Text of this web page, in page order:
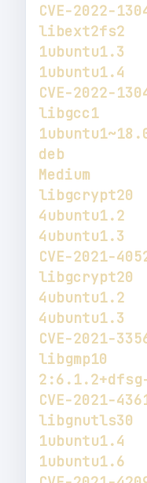
libext2fs2
libgcc1
deb
libgmp10